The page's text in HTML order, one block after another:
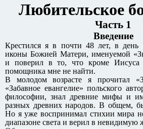
Любительское
Часть 1
Введение
Крестился я в почти 48 лет, в день
иконы Божией Матери, именуемой
и поверил в то, что кроме Иисуса
помощника мне не найти.
В молодом возрасте я прочитал
«Забавное евангелие» польского
философии, знал древние мифы и
разных древних народов. В общем,
Но я уже воспринимал стихии мира
диапазоне света и верил в невидимую